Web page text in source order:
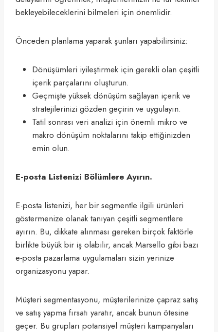
bekleyebileceklerini bilmeleri için önemlidir.
Önceden planlama yaparak şunları yapabilirsiniz:
Dönüşümleri iyileştirmek için gerekli olan çeşitli
içerik parçalarını oluşturun.
Geçmişte yüksek dönüşüm sağlayan içerik ve
stratejilerinizi gözden geçirin ve uygulayın.
Tatil sonrası veri analizi için önemli mikro ve
makro dönüşüm noktalarını takip ettiğinizden
emin olun.
E-posta Listenizi Bölümlere Ayırın.
E-posta listenizi, her bir segmentle ilgili ürünleri
göstermenize olanak tanıyan çeşitli segmentlere
ayırın. Bu, dikkate alınması gereken birçok faktörle
birlikte büyük bir iş olabilir, ancak Marsello gibi bazı
e-posta pazarlama uygulamaları sizin yerinize
organizasyonu yapar.
Müşteri segmentasyonu, müşterilerinize çapraz satış
ve satış yapma fırsatı yaratır, ancak bunun ötesine
geçer. Bu grupları potansiyel müşteri kampanyaları